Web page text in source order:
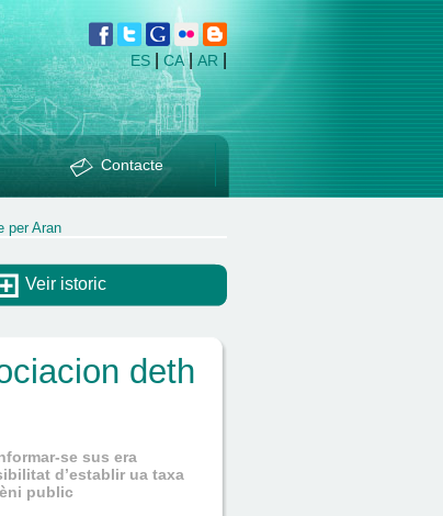
ES CA | AR
Contacte
per Aran
Veir istoric
deth
se sus era
d’establir ua taxa
public